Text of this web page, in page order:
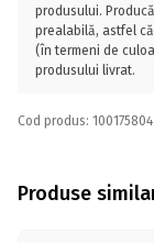
produsului.
prealabilă, astfel
(în termeni de
produsului livrat.
Cod produs: 100175804
Produse